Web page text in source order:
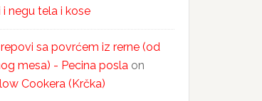
i negu tela i kose
sa povrćem iz rerne (od
mesa) - Pecina posla on
Cookera (Krčka)